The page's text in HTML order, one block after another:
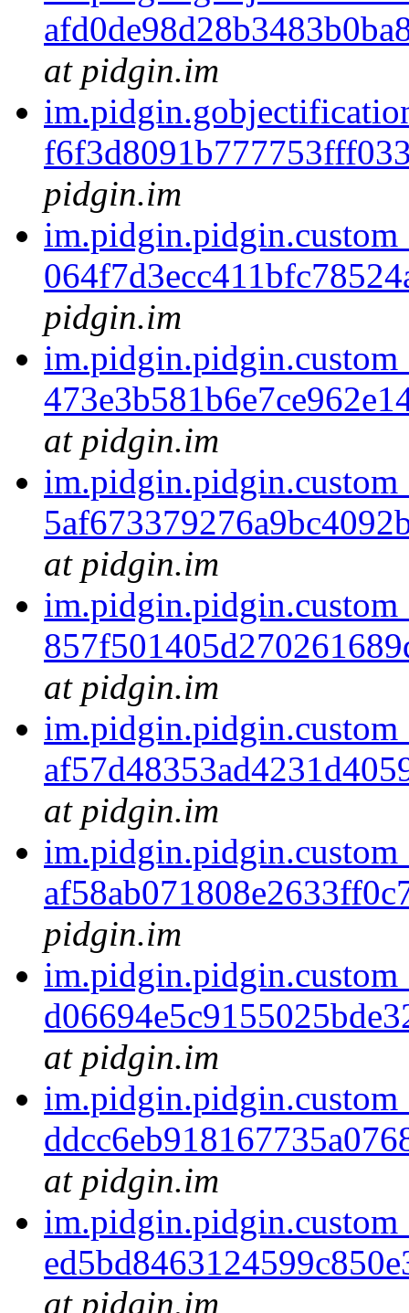
at pidgin.im
pidgin.im
pidgin.im
at pidgin.im
at pidgin.im
at pidgin.im
at pidgin.im
pidgin.im
at pidgin.im
at pidgin.im
at pidgin.im